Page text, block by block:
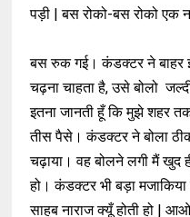
पड़ी | बस रोको-बस रोको एक
बस रुक गई। कंडक्टर ने बाहर
चढ़ना चाहता है, उसे बोलो
इतना जानती हूँ कि मुझे शहर
तीस पैसे। कंडक्टर ने बोला
चढ़ाया। वह बोलने लगी मैं खुद
हो। कंडक्टर भी बड़ा
साहब नाराज क्यूँ होती हो | आओ